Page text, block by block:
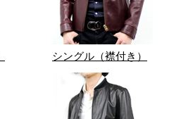
シングル（襟付き）